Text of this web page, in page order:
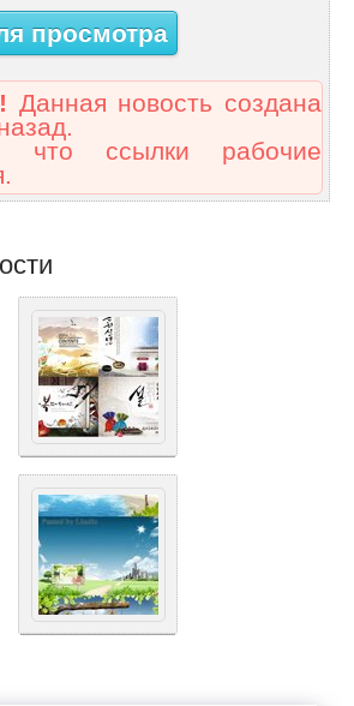
просмотра
Данная новость создана
что ссылки рабочие